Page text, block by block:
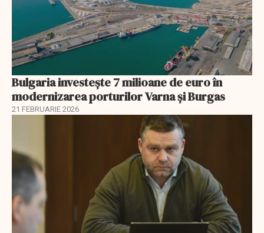
Bulgaria investește 7 milioane de euro în
modernizarea porturilor Varna și Burgas
21 FEBRUARIE 2026